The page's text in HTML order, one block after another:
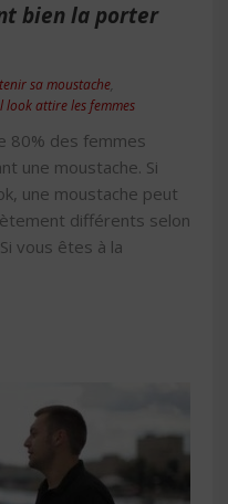
bien la porter
sa moustache
look attire les femmes
80% des femmes
une moustache. Si
une moustache peut
différents selon
vous êtes à la